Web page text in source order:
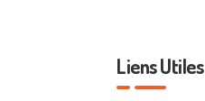
Liens Utiles